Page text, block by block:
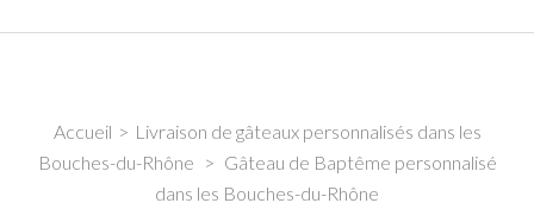
Accueil > Livraison de gâteaux personnalisés dans les
Bouches-du-Rhône > Gâteau de Baptême personnalisé
dans les Bouches-du-Rhône